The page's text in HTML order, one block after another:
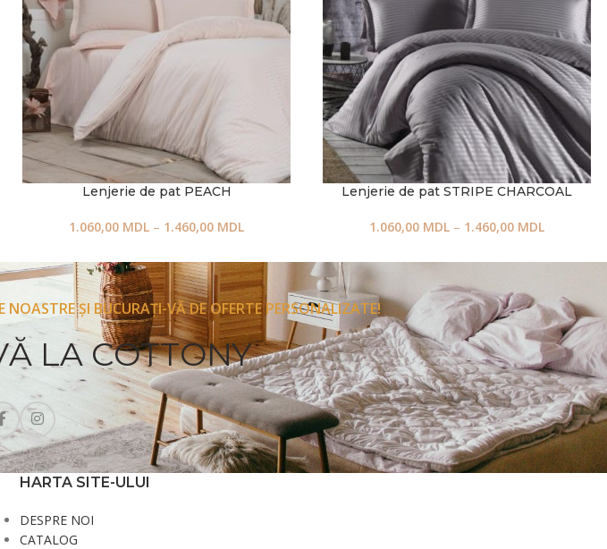
Lenjerie de pat PEACH
1.060,00 MDL – 1.460,00 MDL
Lenjerie de pat STRIPE CHARCOAL
1.060,00 MDL – 1.460,00 MDL
ȘI BUCURAȚI-VĂ DE OFERTE PERSONALIZATE!
LA COTTONY
HARTA SITE-ULUI
DESPRE NOI
CATALOG